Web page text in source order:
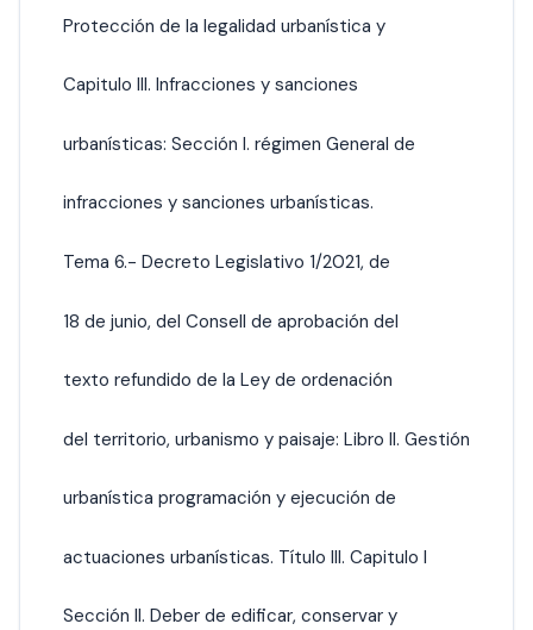
Protección de la legalidad urbanística y
Capitulo III. Infracciones y sanciones
urbanísticas: Sección I. régimen General de
infracciones y sanciones urbanísticas.
Tema 6.- Decreto Legislativo 1/2021, de
18 de junio, del Consell de aprobación del
texto refundido de la Ley de ordenación
del territorio, urbanismo y paisaje: Libro II. Gestión
urbanística programación y ejecución de
actuaciones urbanísticas. Título III. Capitulo I
Sección II. Deber de edificar, conservar y